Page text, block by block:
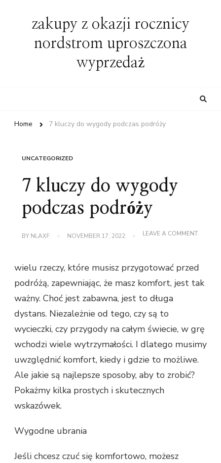
zakupy z okazji rocznicy
nordstrom uproszczona
wyprzedaż
Home 7 kluczy do wygody podczas podróży
UNCATEGORIZED
7 kluczy do wygody
podczas podróży
BY NLAXF NOVEMBER 17, 2022 LEAVE A COMMENTON
wielu rzeczy, które musisz przygotować przed
podróżą, zapewniając, że masz komfort, jest tak
ważny. Choć jest zabawna, jest to długa
dystans. Niezależnie od tego, czy są to
wycieczki, czy przygody na całym świecie, w grę
wchodzi wiele wytrzymałości. I dlatego musimy
uwzględnić komfort, kiedy i gdzie to możliwe.
Ale jakie są najlepsze sposoby, aby to zrobić?
Pokażmy kilka prostych i skutecznych
wskazówek.
Wygodne ubrania
Jeśli chcesz czuć się komfortowo, możesz